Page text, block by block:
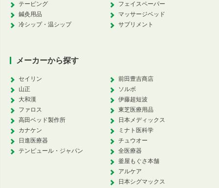
テーピング
鍼灸用品
冷シップ・温シップ
フェイスペーパー
マッサージベッド
サプリメント
メーカーから探す
セイリン
山正
大和漢
ファロス
高田ベッド製作所
カナケン
日進医療器
テンピュール・ジャパン
前田豊吉商店
ソルボ
伊藤超短波
東芝医療用品
日本メディックス
ミナト医科学
チュウオー
全医療器
釜屋もぐさ本舗
アルケア
日本シグマックス